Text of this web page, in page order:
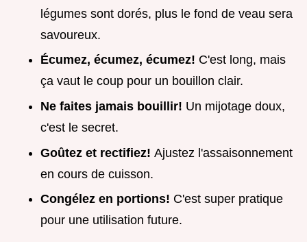
légumes sont dorés, plus le fond de veau sera
savoureux.
Écumez, écumez, écumez! C'est long, mais
ça vaut le coup pour un bouillon clair.
Ne faites jamais bouillir! Un mijotage doux,
c'est le secret.
Goûtez et rectifiez! Ajustez l'assaisonnement
en cours de cuisson.
Congélez en portions! C'est super pratique
pour une utilisation future.